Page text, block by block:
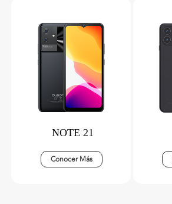
NOTE 21
Conocer Más